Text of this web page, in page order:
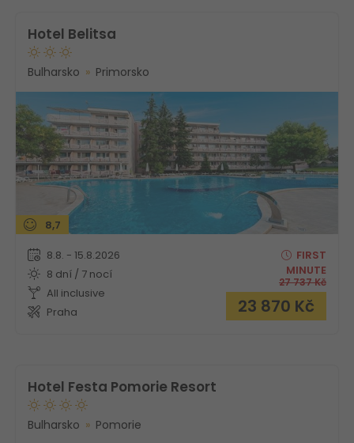
Hotel Belitsa
Bulharsko Primorsko
8,7
8.8. - 15.8.2026
8 dní / 7 nocí
All inclusive
Praha
FIRST
MINUTE
27 737Kč
23 870 Kč
Hotel Festa Pomorie Resort
Bulharsko Pomorie